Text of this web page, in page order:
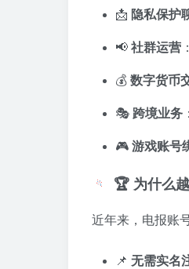
📩 隐私保护
📢 社群运营
💰 数字货币
🎭 跨境业务
🎮 游戏账号
🏆 为什么
近年来，电报账
📌 无需实名